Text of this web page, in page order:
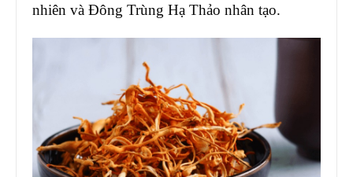
nhiên và Đông Trùng Hạ Thảo nhân tạo.